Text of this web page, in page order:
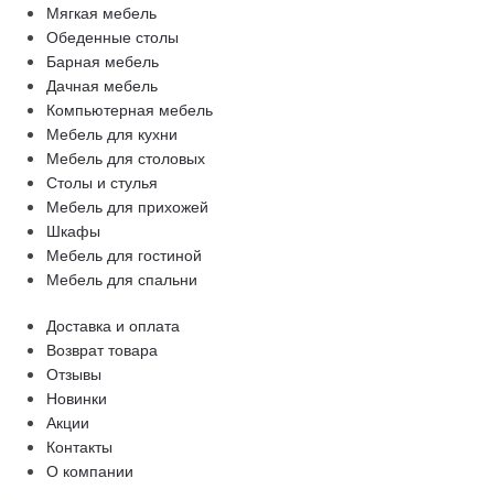
Мягкая мебель
Обеденные столы
Барная мебель
Дачная мебель
Компьютерная мебель
Мебель для кухни
Мебель для столовых
Столы и стулья
Мебель для прихожей
Шкафы
Мебель для гостиной
Мебель для спальни
Доставка и оплата
Возврат товара
Отзывы
Новинки
Акции
Контакты
О компании